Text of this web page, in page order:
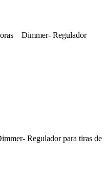
Dimmer- Regulador
Regulador para tiras de